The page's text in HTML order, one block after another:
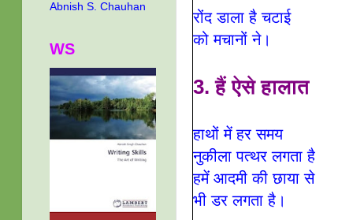
रोंद डाला है चटाई
को मचानों ने।
3. हैं ऐसे हालात
हाथों में हर समय
नुकीला पत्थर लगता है
हमें आदमी की छाया से
भी डर लगता है।
Abnish S. Chauhan
WS